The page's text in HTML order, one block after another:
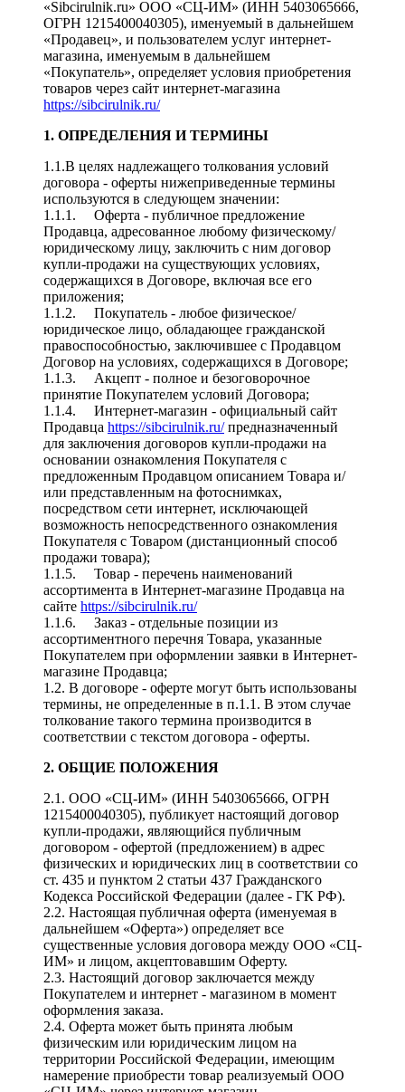
«Sibcirulnik.ru» ООО «СЦ-ИМ» (ИНН 5403065666,
ОГРН 1215400040305), именуемый в дальнейшем
«Продавец», и пользователем услуг интернет-
магазина, именуемым в дальнейшем
«Покупатель», определяет условия приобретения
товаров через сайт интернет-магазина
https://sibcirulnik.ru/
1. ОПРЕДЕЛЕНИЯ И ТЕРМИНЫ
1.1.В целях надлежащего толкования условий
договора - оферты нижеприведенные термины
используются в следующем значении:
1.1.1. Оферта - публичное предложение
Продавца, адресованное любому физическому/
юридическому лицу, заключить с ним договор
купли-продажи на существующих условиях,
содержащихся в Договоре, включая все его
приложения;
1.1.2. Покупатель - любое физическое/
юридическое лицо, обладающее гражданской
правоспособностью, заключившее с Продавцом
Договор на условиях, содержащихся в Договоре;
1.1.3. Акцепт - полное и безоговорочное
принятие Покупателем условий Договора;
1.1.4. Интернет-магазин - официальный сайт
Продавца https://sibcirulnik.ru/предназначенный
для заключения договоров купли-продажи на
основании ознакомления Покупателя с
предложенным Продавцом описанием Товара и/
или представленным на фотоснимках,
посредством сети интернет, исключающей
возможность непосредственного ознакомления
Покупателя с Товаром (дистанционный способ
продажи товара);
1.1.5. Товар - перечень наименований
ассортимента в Интернет-магазине Продавца на
сайте https://sibcirulnik.ru/
1.1.6. Заказ - отдельные позиции из
ассортиментного перечня Товара, указанные
Покупателем при оформлении заявки в Интернет-
магазине Продавца;
1.2. В договоре - оферте могут быть использованы
термины, не определенные в п.1.1. В этом случае
толкование такого термина производится в
соответствии с текстом договора - оферты.
2. ОБЩИЕ ПОЛОЖЕНИЯ
2.1. ООО «СЦ-ИМ» (ИНН 5403065666, ОГРН
1215400040305), публикует настоящий договор
купли-продажи, являющийся публичным
договором - офертой (предложением) в адрес
физических и юридических лиц в соответствии со
ст. 435 и пунктом 2 статьи 437 Гражданского
Кодекса Российской Федерации (далее - ГК РФ).
2.2. Настоящая публичная оферта (именуемая в
дальнейшем «Оферта») определяет все
существенные условия договора между ООО «СЦ-
ИМ» и лицом, акцептовавшим Оферту.
2.3. Настоящий договор заключается между
Покупателем и интернет - магазином в момент
оформления заказа.
2.4. Оферта может быть принята любым
физическим или юридическим лицом на
территории Российской Федерации, имеющим
намерение приобрести товар реализуемый ООО